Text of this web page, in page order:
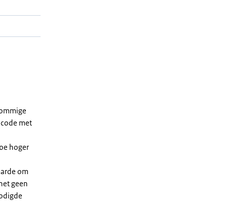
met
hoger
om
geen